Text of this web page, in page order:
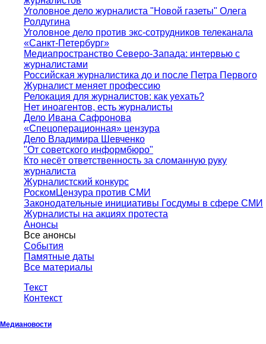
Уголовное дело журналиста "Новой газеты" Олега
Ролдугина
Уголовное дело против экс-сотрудников телеканала
«Санкт-Петербург»
Медиапространство Северо-Запада: интервью с
журналистами
Российская журналистика до и после Петра Первого
Журналист меняет профессию
Релокация для журналистов: как уехать?
Нет иноагентов, есть журналисты
Дело Ивана Сафронова
«Спецоперационная» цензура
Дело Владимира Шевченко
"От советского информбюро"
Кто несёт ответственность за сломанную руку
журналиста
Журналистский конкурс
РоскомЦензура против СМИ
Законодательные инициативы Госдумы в сфере СМИ
Журналисты на акциях протеста
Анонсы
Все анонсы
События
Памятные даты
Все материалы
Текст
Контекст
Медиановости